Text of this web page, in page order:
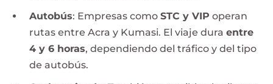
Autobús: Empresas como STC y VIP operan
rutas entre Acra y Kumasi. El viaje dura entre
4 y 6 horas, dependiendo del tráfico y del tipo
de autobús.